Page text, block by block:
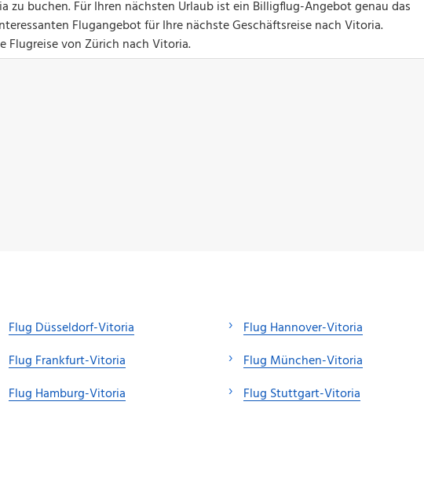
zu buchen. Für Ihren nächsten Urlaub ist ein Billigflug-Angebot genau das
Flugangebot für Ihre nächste Geschäftsreise nach Vitoria.
Flugreise von Zürich nach Vitoria.
Flug Düsseldorf-Vitoria
Flug Frankfurt-Vitoria
Flug Hamburg-Vitoria
Flug Hannover-Vitoria
Flug München-Vitoria
Flug Stuttgart-Vitoria